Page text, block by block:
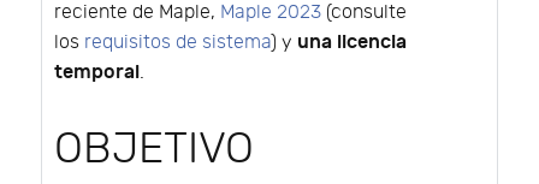
reciente de Maple, Maple 2023 (consulte
los requisitos de sistema) y una licencia
temporal.
OBJETIVO